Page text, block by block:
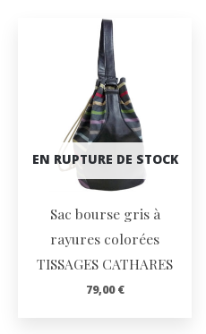
EN RUPTURE DE STOCK
Sac bourse gris à
rayures colorées
TISSAGES CATHARES
79,00€